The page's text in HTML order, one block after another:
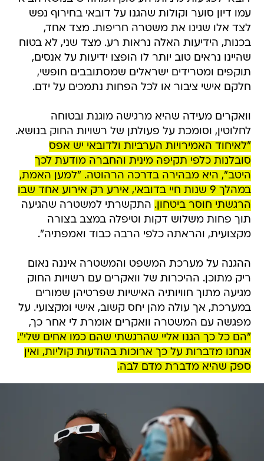
עמו דיון סוער וקולות שהגנו על דובאי בחירוף נפש
לצד אלו שגינו את משטרה חריפות. מצד אחד,
בכנות, הידיעות האלה נראות רע. מצד שני, לא בטוח
שהיינו נראים טוב יותר לו הופצו ידיעות על אנסים,
תוקפים ומטרידים ישראלים שמסתובבים חופשי,
חלקם אישי ציבור או לכל הפחות נתמכים על ידם.
וואקרים מעידה שהיא מרגישה מוגנת ובטוחה
לחלוטין, וסומכת על פעולתן של רשויות החוק בנושא.
"לאיחוד האמירויות הערביות ולדובאי יש אפס
סובלנות כלפי תקיפה מינית והחברה מודעת לכך
היטב", היא מבהירה בדרכה הרהוטה. "למען האמת,
במהלך 9 שנות חיי בדובאי, אירע רק אירוע אחד שבו
הרגשתי חוסר ביטחון. התקשרתי למשטרה שהגיעה
תוך פחות משלוש דקות וטיפלה במצב בצורה
מקצועית, והראתה כלפי הרבה כבוד ואמפתיה".
ההגנה על מערכת המשפט והמשטרה איננה נאום
ריק מתוכן. ההיכרות של וואקרים עם רשויות החוק
מגיעה מתוך חוויותיה האישיות שפרטיהן שמורים
במערכת, אך עולה מהן יחס קשוב, אישי ומקצועי. על
מפגשה עם המשטרה וואקרים אומרת לי אחר כך,
"הם כל כך הגנו אליי שהרגשתי שהם כמו אחים שלי".
אנחנו מדברות על כך ארוכות בהודעות קוליות, ואין
ספק שהיא מדברת מדם לבה.